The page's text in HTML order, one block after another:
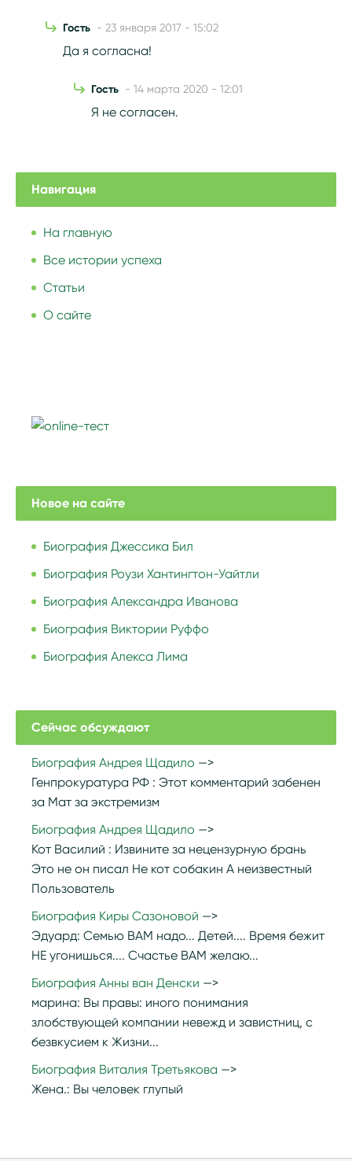
Гость - 23 января 2017 - 15:02
Да я согласна!
Гость - 14 марта 2020 - 12:01
Я не согласен.
Навигация
На главную
Все истории успеха
Статьи
О сайте
Новое на сайте
Биография Джессика Бил
Биография Роузи Хантингтон-Уайтли
Биография Александра Иванова
Биография Виктории Руффо
Биография Алекса Лима
Сейчас обсуждают
Биография Андрея Щадило
Генпрокуратура РФ : Этот комментарий забенен
за Мат за экстремизм
Биография Андрея Щадило
Кот Василий : Извините за нецензурную брань
Это не он писал Не кот собакин А неизвестный
Пользователь
Биография Киры Сазоновой
Эдуард: Семью ВАМ надо... Детей.... Время бежит
НЕ угонишься.... Счастье ВАМ желаю...
Биография Анны ван Денски
марина: Вы правы: иного понимания
злобствующей компании невежд и завистниц, с
безвкусием к Жизни...
Биография Виталия Третьякова
Жена.: Вы человек глупый